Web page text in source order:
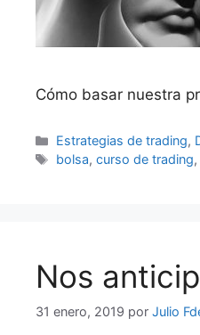
Cómo basar nuestra
Categorías
Estrategias de trading,
Etiquetas
bolsa,curso de trading
Nos
31 enero, 2019 por Julio